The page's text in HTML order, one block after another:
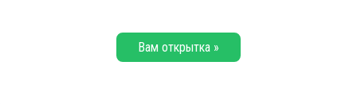
Вам открытка »